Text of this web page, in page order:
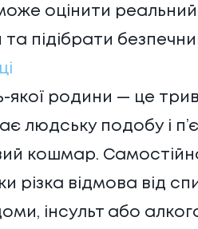
оцінити
підібрати
якої родини — це
людську подобу і
кошмар. Самостійно
відмова від
інсульт або